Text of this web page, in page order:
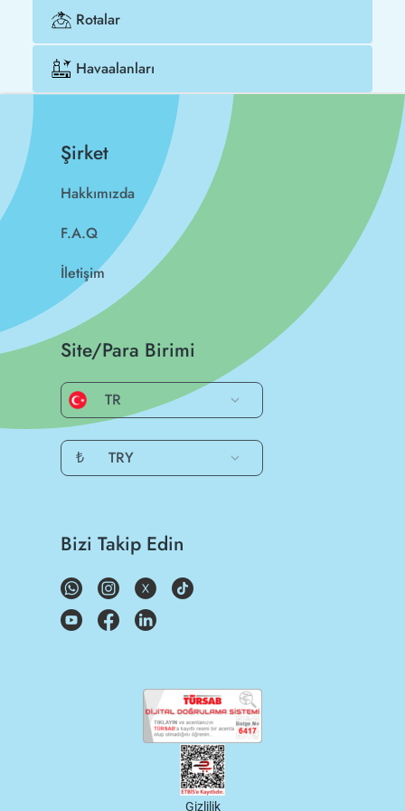
Rotalar
Havaalanları
Şirket
Hakkımızda
F.A.Q
İletişim
Site/Para Birimi
TR
₺ TRY
Bizi Takip Edin
Gizlilik